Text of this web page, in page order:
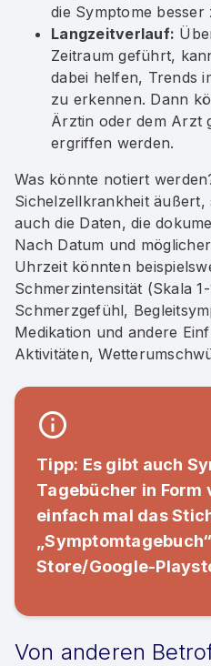
die Symptome
Langzeitverlauf:
Zeitraum geführt,
dabei helfen, Trends
zu erkennen. Dann
Ärztin oder dem Arzt
ergriffen werden.
Was könnte notiert
Sichelzellkrankheit äußert,
auch die Daten, die
Nach Datum und
Uhrzeit könnten
Schmerzintensität (Skala
Schmerzgefühl,
Medikation und andere
Aktivitäten,
Tipp: Es gibt auch
Tagebücher in Form
einfach mal das
Store/Google-
Von anderen